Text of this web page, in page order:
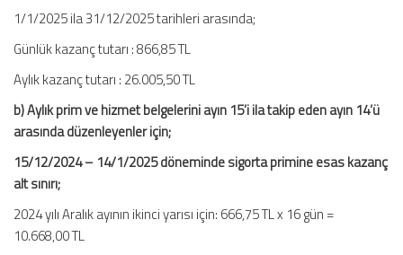
1/1/2025 ila 31/12/2025 tarihleri arasında;
Günlük kazanç tutarı : 866,85 TL
Aylık kazanç tutarı : 26.005,50 TL
b) Aylık prim ve hizmet belgelerini ayın 15’i ila takip eden ayın 14’ü
arasında düzenleyenler için;
15/12/2024 – 14/1/2025 döneminde sigorta primine esas kazanç
alt sınırı;
2024 yılı Aralık ayının ikinci yarısı için: 666,75 TL x 16 gün =
10.668,00 TL